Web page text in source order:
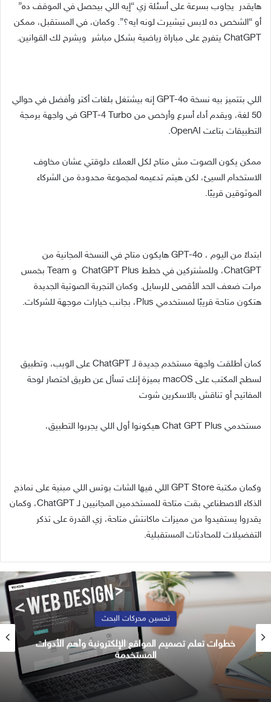
هايقدر يجاوب بسرعة على أسئلة زي “إيه اللي بيحصل في الموقف ده”
أو “الشخص ده لابس تيشيرت لونه ايه؟”. وكمان، في المستقبل، ممكن
ChatGPT يتفرج على مباراة رياضية بشكل مباشر ويشرح لك القوانين.
اللي بتتميز بيه نسخة GPT-4o إنه بيشتغل بلغات أكتر وأفضل في حوالي
50 لغة، ويقدم أداء أسرع وأرخص من GPT-4 Turbo في واجهة برمجة
التطبيقات بتاعت OpenAI.
ممكن يكون الصوت مش متاح لكل العملاء دلوقتي عشان مخاوف
الاستخدام السيئ، لكن هيتم تدعيمه لمجموعة محدودة من الشركاء
الموثوقين قريبًا.
ابتداءً من اليوم ، GPT-4o هايكون متاح في النسخة المجانية من
ChatGPT، وللمشتركين في خطط ChatGPT Plus و Team بخمس
مرات ضعف الحد الأقصى للرسايل. وكمان التجربة الصوتية الجديدة
هتكون متاحة قريبًا لمستخدمي Plus، بجانب خيارات موجهة للشركات.
كمان أطلقت واجهة مستخدم جديدة لـ ChatGPT على الويب، وتطبيق
لسطح المكتب على macOS بميزة إنك تسأل عن طريق اختصار لوحة
المفاتيح أو تناقش بالاسكرين شوت
مستخدمي Chat GPT Plus هيكونوا أول اللي يجربوا التطبيق،
وكمان مكتبة GPT Store اللي فيها الشات بوتس اللي مبنية على نماذج
الذكاء الاصطناعي بقت متاحة للمستخدمين المجانيين لـ ChatGPT، وكمان
يقدروا يستفيدوا من مميزات ماكانتش متاحة، زي القدرة على تذكر
التفضيلات للمحادثات المستقبلية.
تحسين محركات البحث
خطوات تعلم تصميم المواقع الإلكترونية وأهم الأدوات
المستخدمة